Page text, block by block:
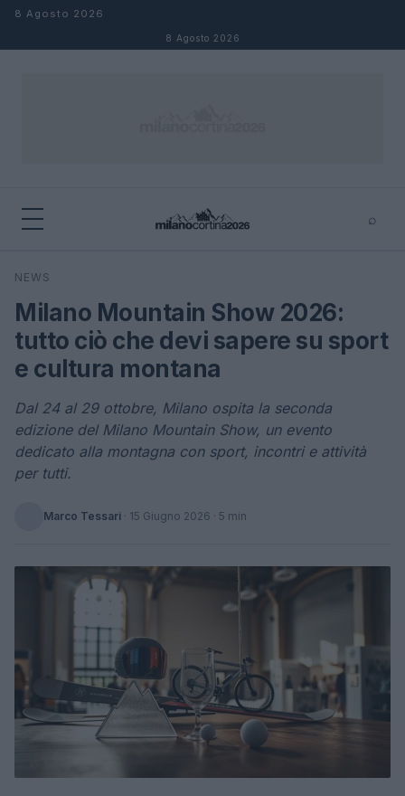
Salta al contenuto
8 Agosto 2026
8 Agosto 2026
⌕
Cerca
NEWS
Milano Mountain Show 2026:
tutto ciò che devi sapere su sport
e cultura montana
Dal 24 al 29 ottobre, Milano ospita la seconda
edizione del Milano Mountain Show, un evento
dedicato alla montagna con sport, incontri e attività
per tutti.
Marco Tessari · 15 Giugno 2026 · 5 min